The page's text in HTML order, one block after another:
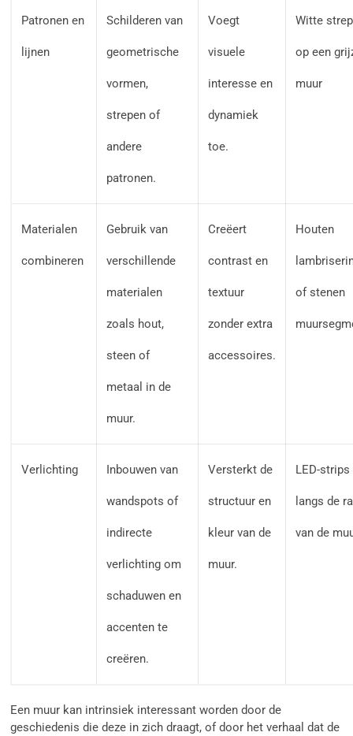
Patronen en
lijnen
Schilderen van
geometrische
vormen,
strepen of
andere
patronen.
Voegt
visuele
interesse en
dynamiek
toe.
Witte
op een
muur
Materialen
combineren
Gebruik van
verschillende
materialen
zoals hout,
steen of
metaal in de
muur.
Creëert
contrast en
textuur
zonder extra
accessoires.
Houten
of stenen
Verlichting Inbouwen van
wandspots of
indirecte
verlichting om
schaduwen en
accenten te
creëren.
Versterkt de
structuur en
kleur van de
muur.
LED-strips
langs de
van de
Een muur kan intrinsiek interessant worden door de
geschiedenis die deze in zich draagt, of door het verhaal dat de